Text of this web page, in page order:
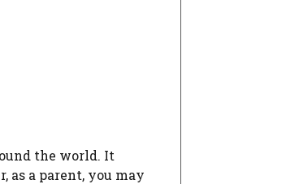
the world. It
as a parent, you may